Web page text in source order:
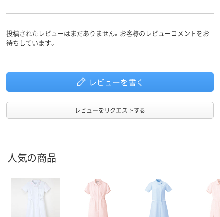
投稿されたレビューはまだありません。お客様のレビューコメントをお
待ちしています。
レビューを書く
レビューをリクエストする
人気の商品